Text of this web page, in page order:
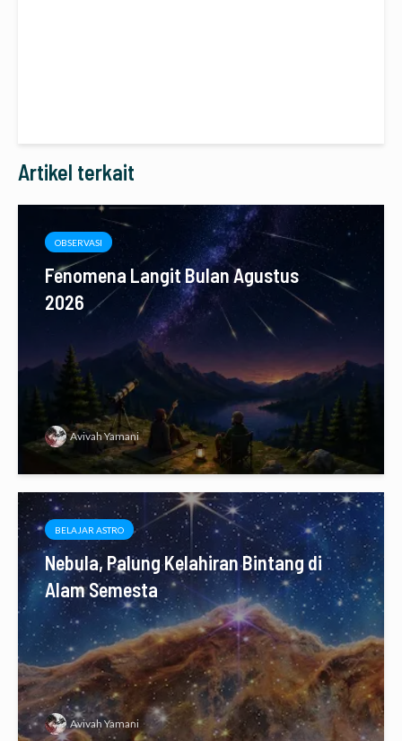
Artikel terkait
OBSERVASI
Fenomena Langit Bulan Agustus
2026
Avivah Yamani
BELAJAR ASTRO
Nebula, Palung Kelahiran Bintang di
Alam Semesta
Avivah Yamani